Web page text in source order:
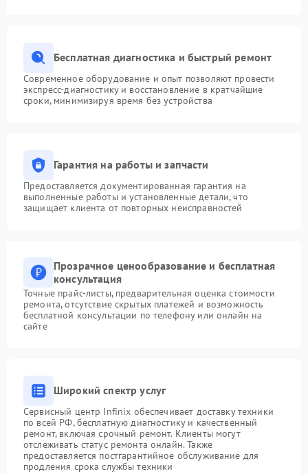
Бесплатная диагностика и быстрый ремонт
Современное оборудование и опыт позволяют провести
экспресс-диагностику и восстановление в кратчайшие
сроки, минимизируя время без устройства
Гарантия на работы и запчасти
Предоставляется документированная гарантия на
выполненные работы и установленные детали, что
защищает клиента от повторных неисправностей
Прозрачное ценообразование и бесплатная
консультация
Точные прайс-листы, предварительная оценка стоимости
ремонта, отсутствие скрытых платежей и возможность
бесплатной консультации по телефону или онлайн на
сайте
Широкий спектр услуг
Сервисный центр Infinix обеспечивает доставку техники
по всей РФ, бесплатную диагностику и качественный
ремонт, включая срочный ремонт. Клиенты могут
отслеживать статус ремонта онлайн. Также
предоставляется постгарантийное обслуживание для
продления срока службы техники